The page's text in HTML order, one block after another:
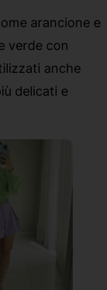
arancione e
verde con
anche
delicati e